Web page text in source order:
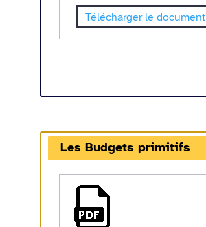
Télécharger le document
Les Budgets primitifs